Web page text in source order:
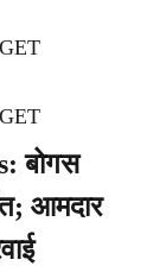
बोगस
आमदार